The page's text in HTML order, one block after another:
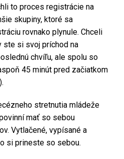
to proces registrácie na
skupiny, ktoré sa
rovnako plynule. Chceli
ste si svoj príchod na
chvíľu, ale spolu so
45 minút pred začiatkom
stretnutia mládeže
mať so sebou
Vytlačené, vypísané a
si prineste so sebou.